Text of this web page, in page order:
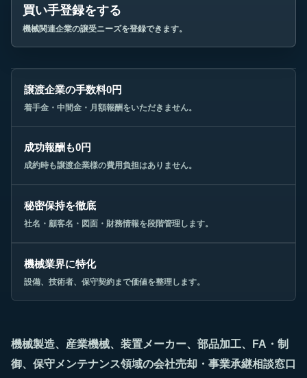
買い手登録をする
機械関連企業の譲受ニーズを登録できます。
譲渡企業の手数料0円
着手金・中間金・月額報酬をいただきません。
成功報酬も0円
成約時も譲渡企業様の費用負担はありません。
秘密保持を徹底
社名・顧客名・図面・財務情報を段階管理します。
機械業界に特化
設備、技術者、保守契約まで価値を整理します。
機械製造、産業機械、装置メーカー、部品加工、FA・制
御、保守メンテナンス領域の会社売却・事業承継相談窓口